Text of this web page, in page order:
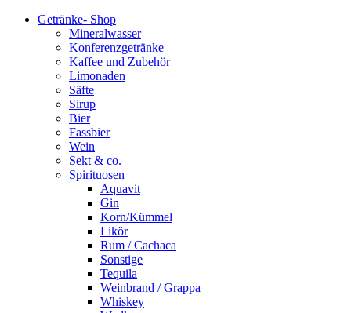
Getränke- Shop
Mineralwasser
Konferenzgetränke
Kaffee und Zubehör
Limonaden
Säfte
Sirup
Bier
Fassbier
Wein
Sekt & co.
Spirituosen
Aquavit
Gin
Korn/Kümmel
Likör
Rum / Cachaca
Sonstige
Tequila
Weinbrand / Grappa
Whiskey